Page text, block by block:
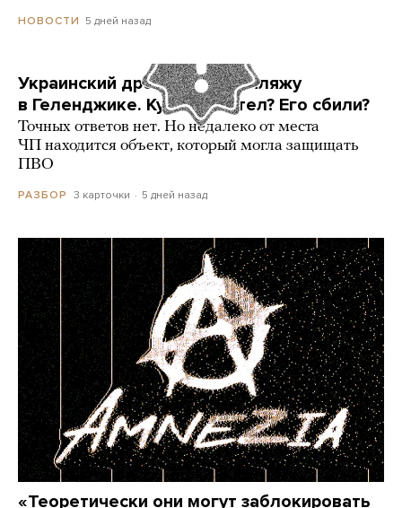
НОВОСТИ 5 дней назад
Украинский дрон попал по пляжу
в Геленджике. Куда он летел? Его сбили?
Точных ответов нет. Но недалеко от места
ЧП находится объект, который могла защищать
ПВО
РАЗБОР 3 карточки 5 дней назад
«Теоретически они могут заблокировать